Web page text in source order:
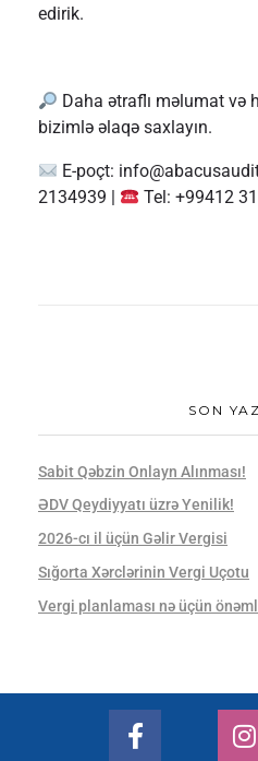
edirik.
Daha ətraflı məlumat və
bizimlə əlaqə saxlayın.
E-poçt:
2134939 |
Tel: +99412
SON
Sabit Qəbzin Onlayn Alınması!
ƏDV Qeydiyyatı üzrə Yenilik!
2026-cı il üçün Gəlir Vergisi
Sığorta Xərclərinin Vergi Uçotu
Vergi planlaması nə üçün